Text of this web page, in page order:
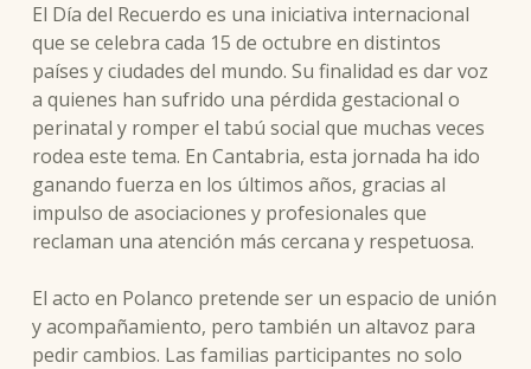
El Día del Recuerdo es una iniciativa internacional
que se celebra cada 15 de octubre en distintos
países y ciudades del mundo. Su finalidad es dar voz
a quienes han sufrido una pérdida gestacional o
perinatal y romper el tabú social que muchas veces
rodea este tema. En Cantabria, esta jornada ha ido
ganando fuerza en los últimos años, gracias al
impulso de asociaciones y profesionales que
reclaman una atención más cercana y respetuosa.
El acto en Polanco pretende ser un espacio de unión
y acompañamiento, pero también un altavoz para
pedir cambios. Las familias participantes no solo